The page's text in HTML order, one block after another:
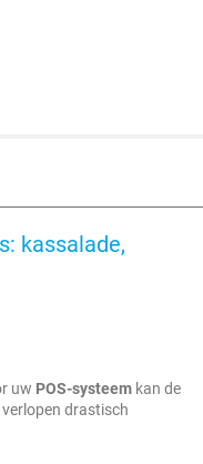
kassalade,
uw POS-systeem kan de
drastisch